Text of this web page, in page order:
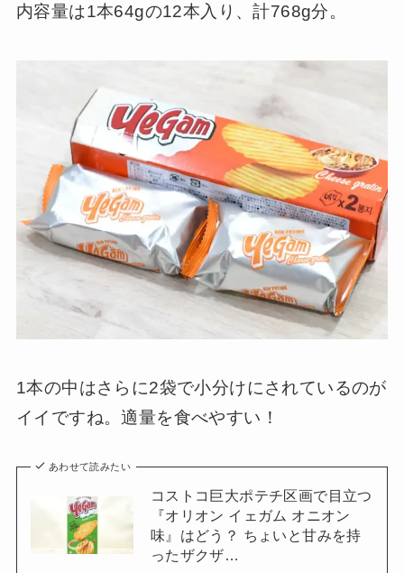
内容量は1本64gの12本入り、計768g分。
1本の中はさらに2袋で小分けにされているのが
イイですね。適量を食べやすい！
あわせて読みたい
コストコ巨大ポテチ区画で目立つ
『オリオン イェガム オニオン
味』はどう？ ちょいと甘みを持
ったザクザ…